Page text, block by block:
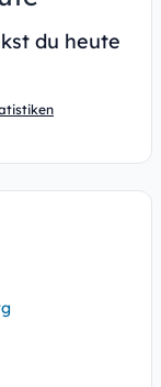
du heute